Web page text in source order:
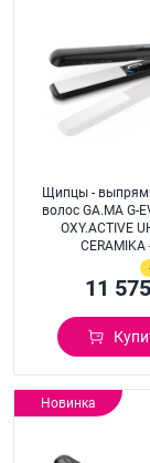
Щипцы -
волос GA.MA G-
OXY.ACTIVE
CERAMIKA
11 575
Новинка